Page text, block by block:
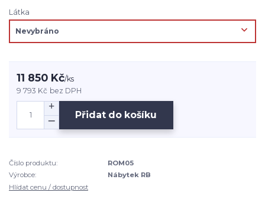
Látka
11 850 Kč/ks
9 793 Kč bez DPH
Přidat do košíku
Číslo produktu:
ROM05
Výrobce:
Nábytek RB
Hlídat cenu / dostupnost